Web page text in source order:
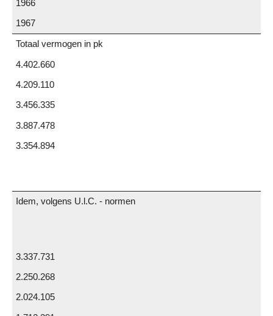
1966
1967
Totaal vermogen in pk
4.402.660
4.209.110
3.456.335
3.887.478
3.354.894
Idem, volgens U.l.C. - normen
3.337.731
2.250.268
2.024.105